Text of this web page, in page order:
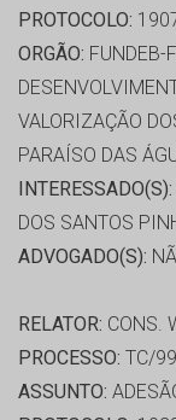
PROTOCOLO:
ORGÃO: FUNDEB-
VALORIZAÇÃO
PARAÍSO DAS
INTERESSADO(S):
DOS SANTOS
ADVOGADO(S):
RELATOR: CONS.
PROCESSO: TC/
ASSUNTO: